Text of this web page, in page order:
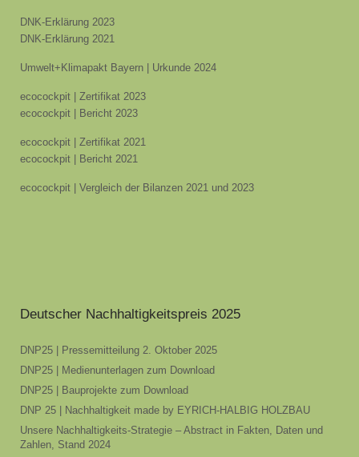
DNK-Erklärung 2023
DNK-Erklärung 2021
Umwelt+Klimapakt Bayern | Urkunde 2024
ecocockpit | Zertifikat 2023
ecocockpit | Bericht 2023
ecocockpit | Zertifikat 2021
ecocockpit | Bericht 2021
ecocockpit | Vergleich der Bilanzen 2021 und 2023
Deutscher Nachhaltigkeitspreis 2025
DNP25 | Pressemitteilung 2. Oktober 2025
DNP25 | Medienunterlagen zum Download
DNP25 | Bauprojekte zum Download
DNP 25 | Nachhaltigkeit made by EYRICH-HALBIG HOLZBAU
Unsere Nachhaltigkeits-Strategie – Abstract in Fakten, Daten und
Zahlen, Stand 2024